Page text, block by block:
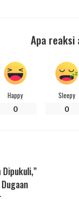
Apa reaksi
Happy
0
Sleepy
0